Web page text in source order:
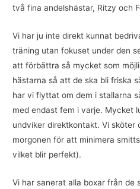
två fina andelshästar, Ritzy och
Vi har ju inte direkt kunnat
träning utan fokuset under den
att förbättra så mycket som
hästarna så att de ska bli friska
har vi flyttat om dem i stallarna
med endast fem i varje. Mycket
undviker direktkontakt. Vi sköter
morgonen för att minimera
vilket blir perfekt).
Vi har sanerat alla boxar från de